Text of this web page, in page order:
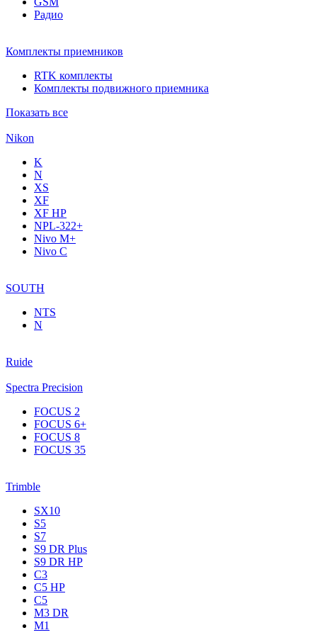
Радио
Комплекты приемников
RTK комплекты
Комплекты подвижного приемника
Показать все
Nikon
K
N
XS
XF
XF НР
NPL-322+
Nivo M+
Nivo C
SOUTH
NTS
N
Ruide
Spectra Precision
FOCUS 2
FOCUS 6+
FOCUS 8
FOCUS 35
Trimble
SX10
S5
S7
S9 DR Plus
S9 DR HP
C3
С5 НР
C5
M3 DR
M1